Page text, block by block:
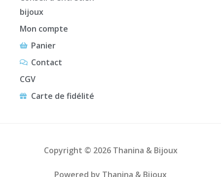
bijoux
Mon compte
Panier
Contact
CGV
Carte de fidélité
Copyright © 2026 Thanina & Bijoux
Powered by Thanina & Bijoux